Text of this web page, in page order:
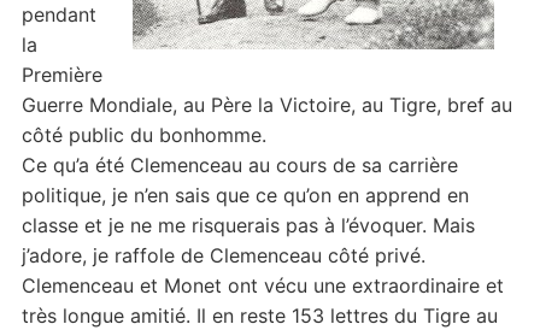
pendant
la
Première
Guerre Mondiale, au Père la Victoire, au Tigre, bref au
côté public du bonhomme.
Ce qu’a été Clemenceau au cours de sa carrière
politique, je n’en sais que ce qu’on en apprend en
classe et je ne me risquerais pas à l’évoquer. Mais
j’adore, je raffole de Clemenceau côté privé.
Clemenceau et Monet ont vécu une extraordinaire et
très longue amitié. Il en reste 153 lettres du Tigre au